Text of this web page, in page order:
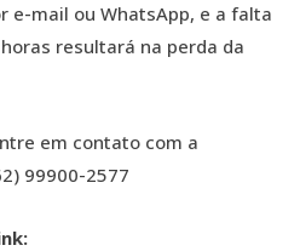
e-mail ou WhatsApp, e a falta
resultará na perda da
em contato com a
99900-2577